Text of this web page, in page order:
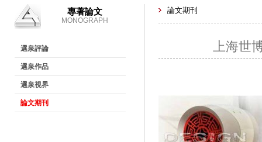
專著論文
MONOGRAPH
選泉評論
選泉作品
選泉視界
論文期刊
論文期刊
上海世